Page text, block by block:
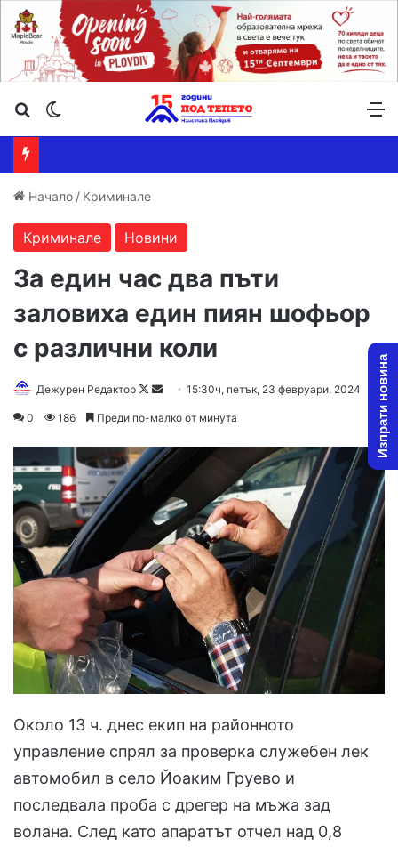
Търсене ...
Начало / Криминале
Криминале Новини
За един час два пъти
заловиха един пиян шофьор
с различни коли
Дежурен Редактор
Follow
Send15:30ч, петък, 23 февруари, 2024
0 186 Преди по-малко от минута
Около 13 ч. днес екип на районното
управление спрял за проверка служебен лек
автомобил в село Йоаким Груево и
последвала проба с дрегер на мъжа зад
волана. След като апаратът отчел над 0,8
Изпрати новина